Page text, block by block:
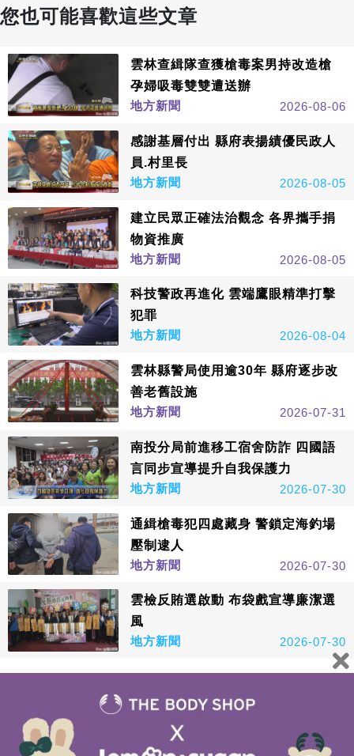
您也可能喜歡這些文章
雲林查緝隊查獲槍毒案男持改造槍
孕婦吸毒雙雙遭送辦
地方新聞
2026-08-06
感謝基層付出 縣府表揚績優民政人
員.村里長
地方新聞
2026-08-05
建立民眾正確法治觀念 各界攜手捐
物資推廣
地方新聞
2026-08-05
科技警政再進化 雲端鷹眼精準打擊
犯罪
地方新聞
2026-08-04
雲林縣警局使用逾30年 縣府逐步改
善老舊設施
地方新聞
2026-07-31
南投分局前進移工宿舍防詐 四國語
言同步宣導提升自我保護力
地方新聞
2026-07-30
通緝槍毒犯四處藏身 警鎖定海釣場
壓制逮人
地方新聞
2026-07-30
雲檢反賄選啟動 布袋戲宣導廉潔選
風
地方新聞
2026-07-30